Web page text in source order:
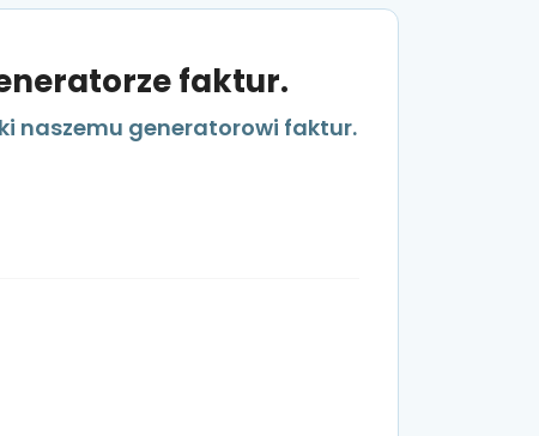
faktur.
naszemu generatorowi faktur.